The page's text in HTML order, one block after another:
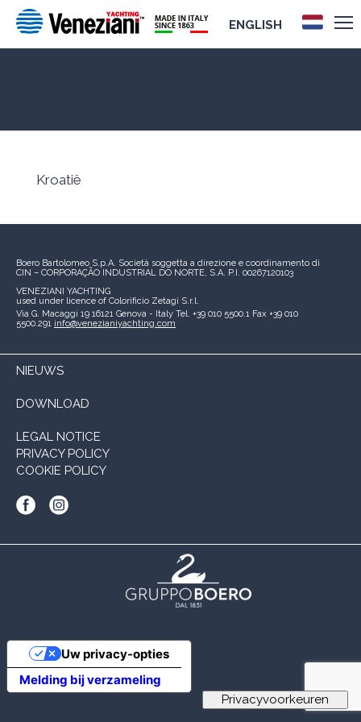
ENGLISH
Kroatië
Boero Bartolomeo S.p.A. Società soggetta a direzione e coordinamento di
CIN – CORPORAÇÃO INDUSTRIAL DO NORTE, S.A. P.I. 00267120103
VENEZIANI YACHTING
used under licence of Colorificio Zetagi S.r.l.
Via G. Macaggi 19 16121 Genova - Italy Tel. +39 010 5500.1 Fax +39 010
5500.291 info@venezianiyachting.com
NIEUWS
DOWNLOAD
LEGAL NOTICE
PRIVACY POLICY
COOKIE POLICY
Melding bij verzameling
Uw privacy-opties